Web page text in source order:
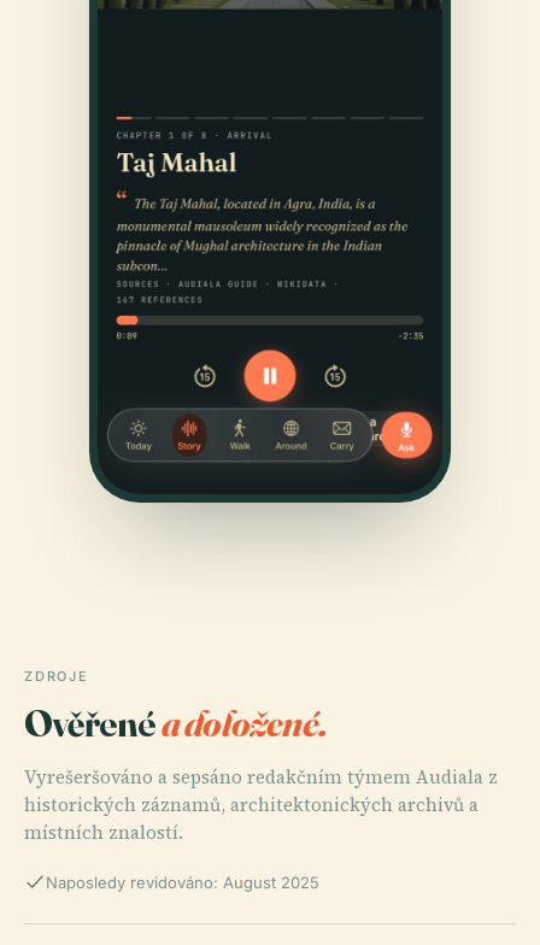
ZDROJE
Ověřenéa doložené.
Vyrešeršováno a sepsáno redakčním týmem Audiala z
historických záznamů, architektonických archivů a
místních znalostí.
Naposledy revidováno: August 2025